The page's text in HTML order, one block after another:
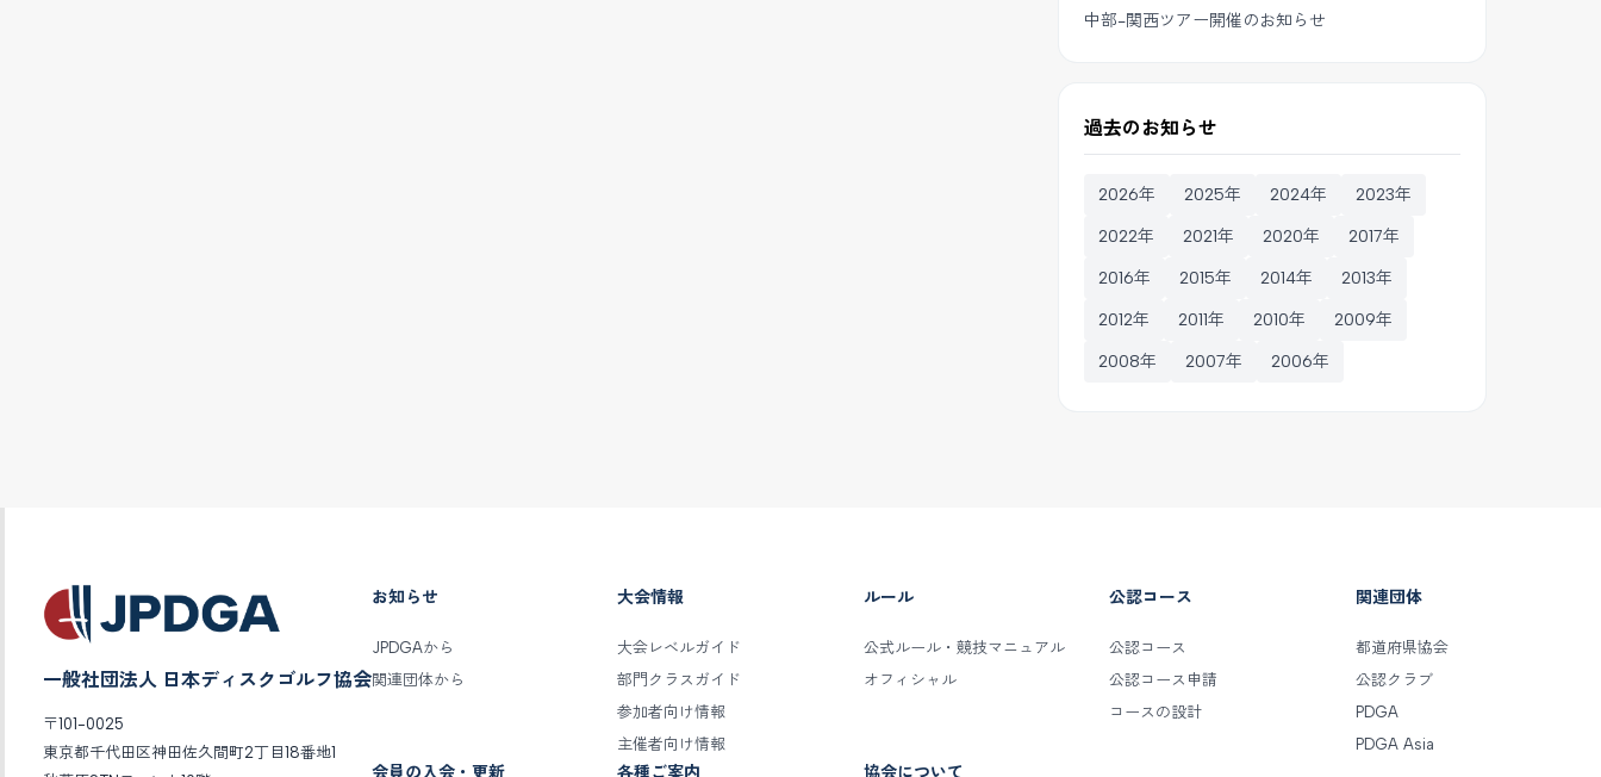
中部-関西ツアー開催のお知らせ
過去のお知らせ
2026年 2025年 2024年 2023年
2022年 2021年 2020年 2017年
2016年 2015年 2014年 2013年
2012年 2011年 2010年 2009年
2008年 2007年 2006年
一般社団法人 日本ディスクゴルフ協会
〒101-0025
東京都千代田区神田佐久間町2丁目18番地1
お知らせ
JPDGAから
関連団体から
大会情報
大会レベルガイド
部門クラスガイド
参加者向け情報
主催者向け情報
ルール
公式ルール・競技マニュアル
オフィシャル
公認コース
公認コース
公認コース申請
コースの設計
関連団体
都道府県協会
公認クラブ
PDGA
PDGA Asia
会員の入会・更新 各種ご案内 協会について